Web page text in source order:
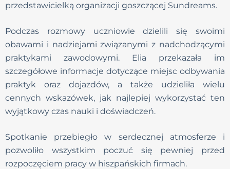
przedstawicielką organizacji goszczącej Sundreams.
Podczas rozmowy uczniowie dzielili się swoimi
obawami i nadziejami związanymi z nadchodzącymi
praktykami zawodowymi. Elia przekazała im
szczegółowe informacje dotyczące miejsc odbywania
praktyk oraz dojazdów, a także udzieliła wielu
cennych wskazówek, jak najlepiej wykorzystać ten
wyjątkowy czas nauki i doświadczeń.
Spotkanie przebiegło w serdecznej atmosferze i
pozwoliło wszystkim poczuć się pewniej przed
rozpoczęciem pracy w hiszpańskich firmach.